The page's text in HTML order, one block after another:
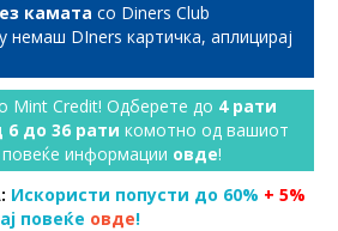
камата со Diners Club
немаш DIners картичка, аплицирај
Mint Credit! Одберете до 4 рати
6 до 36 рати комотно од вашиот
информации овде!
Искористи попусти до 60% + 5%
повеќе овде!